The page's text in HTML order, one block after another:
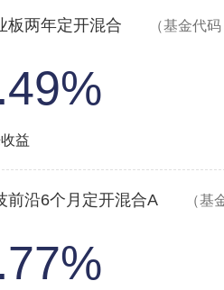
板两年定开混合 （基金代
益
前沿6个月定开混合A （基